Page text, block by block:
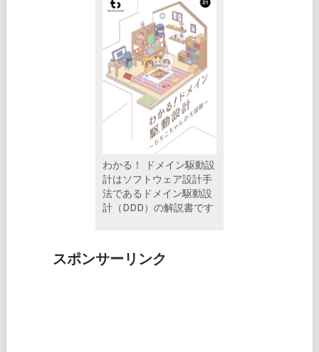
わかる！ ドメイン駆動設
計はソフトウェア設計手
法であるドメイン駆動設
計（DDD）の解説書です
スポンサーリンク